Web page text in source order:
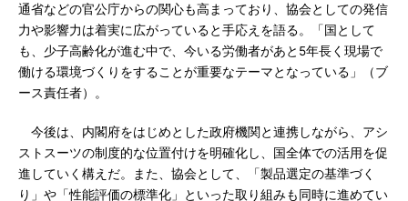
通省などの官公庁からの関心も高まっており、協会としての発信
力や影響力は着実に広がっていると手応えを語る。「国として
も、少子高齢化が進む中で、今いる労働者があと5年長く現場で
働ける環境づくりをすることが重要なテーマとなっている」（ブ
ース責任者）。
今後は、内閣府をはじめとした政府機関と連携しながら、アシ
ストスーツの制度的な位置付けを明確化し、国全体での活用を促
進していく構えだ。また、協会として、「製品選定の基準づく
り」や「性能評価の標準化」といった取り組みも同時に進めてい